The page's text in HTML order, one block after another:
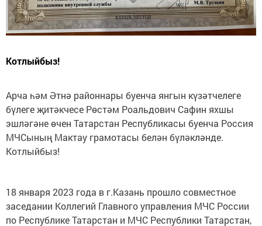
Котлыйбыз!
Арча һәм Әтнә районнары буенча янгын күзәтчелеге
бүлеге җитәкчесе Рөстәм Роальдович Сафин яхшы
эшләгәне өчен Татарстан Республикасы буенча Россия
МЧСының Мактау грамотасы белән бүләкләнде.
Котлыйбыз!
18 января 2023 года в г.Казань прошло совместное
заседании Коллегий Главного управления МЧС России
по Республике Татарстан и МЧС Республики Татарстан,